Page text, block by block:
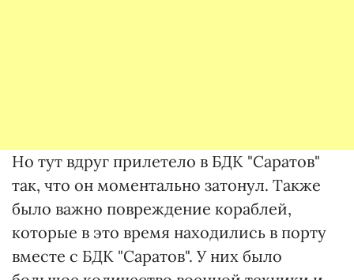
Но тут вдруг прилетело в БДК "Саратов"
так, что он моментально затонул. Также
было важно повреждение кораблей,
которые в это время находились в порту
вместе с БДК "Саратов". У них было